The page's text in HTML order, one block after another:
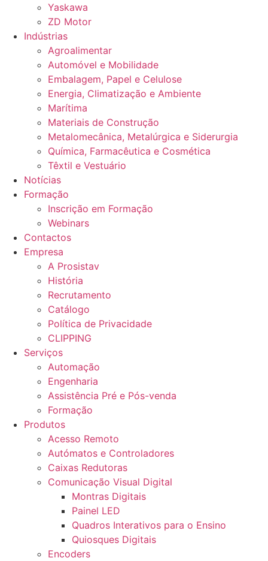
Yaskawa
ZD Motor
Indústrias
Agroalimentar
Automóvel e Mobilidade
Embalagem, Papel e Celulose
Energia, Climatização e Ambiente
Marítima
Materiais de Construção
Metalomecânica, Metalúrgica e Siderurgia
Química, Farmacêutica e Cosmética
Têxtil e Vestuário
Notícias
Formação
Inscrição em Formação
Webinars
Contactos
Empresa
A Prosistav
História
Recrutamento
Catálogo
Política de Privacidade
CLIPPING
Serviços
Automação
Engenharia
Assistência Pré e Pós-venda
Formação
Produtos
Acesso Remoto
Autómatos e Controladores
Caixas Redutoras
Comunicação Visual Digital
Montras Digitais
Painel LED
Quadros Interativos para o Ensino
Quiosques Digitais
Encoders